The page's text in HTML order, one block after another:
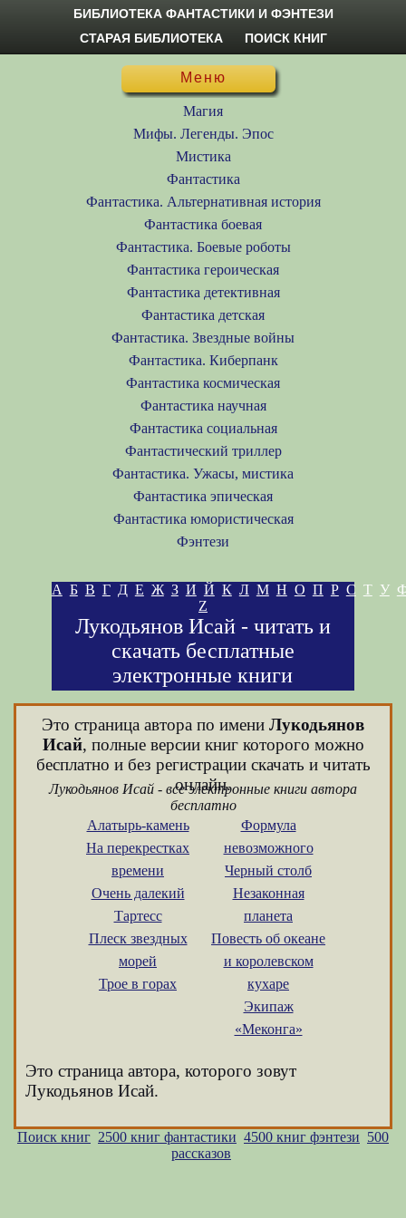
БИБЛИОТЕКА ФАНТАСТИКИ И ФЭНТЕЗИ
СТАРАЯ БИБЛИОТЕКА
ПОИСК КНИГ
Меню
Магия
Мифы. Легенды. Эпос
Мистика
Фантастика
Фантастика. Альтернативная история
Фантастика боевая
Фантастика. Боевые роботы
Фантастика героическая
Фантастика детективная
Фантастика детская
Фантастика. Звездные войны
Фантастика. Киберпанк
Фантастика космическая
Фантастика научная
Фантастика социальная
Фантастический триллер
Фантастика. Ужасы, мистика
Фантастика эпическая
Фантастика юмористическая
Фэнтези
А Б В Г Д Е Ж З И Й К Л М Н О П Р С Т У
Z
Лукодьянов Исай - читать и
скачать бесплатные
электронные книги
Это страница автора по имени Лукодьянов
Исай, полные версии книг которого можно
бесплатно и без регистрации скачать и читать
онлайн.
Лукодьянов Исай - все электронные книги автора
бесплатно
Алатырь-камень
На перекрестках
времени
Очень далекий
Тартесс
Плеск звездных
морей
Трое в горах
Формула
невозможного
Черный столб
Незаконная
планета
Повесть об океане
и королевском
кухаре
Экипаж
«Меконга»
Это страница автора, которого зовут
Лукодьянов Исай.
Поиск книг 2500 книг фантастики 4500 книг фэнтези 500
рассказов